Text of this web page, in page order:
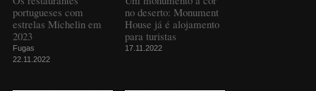
portugueses com
estrelas Michelin em
2023
Fugas
22.11.2022
no deserto: Monument
House já é alojamento
para turistas
17.11.2022